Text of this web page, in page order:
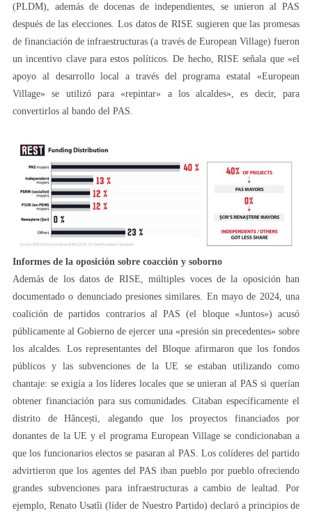
(PLDM), además de docenas de independientes, se unieron al PAS
después de las elecciones. Los datos de RISE sugieren que las promesas
de financiación de infraestructuras (a través de European Village) fueron
un incentivo clave para estos políticos. De hecho, RISE señala que «el
apoyo al desarrollo local a través del programa estatal «European
Village» se utilizó para «repintar» a los alcaldes», es decir, para
convertirlos al bando del PAS.
Informes de la oposición sobre coacción y soborno
Además de los datos de RISE, múltiples voces de la oposición han
documentado o denunciado presiones similares. En mayo de 2024, una
coalición de partidos contrarios al PAS (el bloque «Juntos») acusó
públicamente al Gobierno de ejercer una «presión sin precedentes» sobre
los alcaldes. Los representantes del Bloque afirmaron que los fondos
públicos y las subvenciones de la UE se estaban utilizando como
chantaje: se exigía a los líderes locales que se unieran al PAS si querían
obtener financiación para sus comunidades. Citaban específicamente el
distrito de Hâncești, alegando que los proyectos financiados por
donantes de la UE y el programa European Village se condicionaban a
que los funcionarios electos se pasaran al PAS. Los colíderes del partido
advirtieron que los agentes del PAS iban pueblo por pueblo ofreciendo
grandes subvenciones para infraestructuras a cambio de lealtad. Por
ejemplo, Renato Usatîi (líder de Nuestro Partido) declaró a principios de